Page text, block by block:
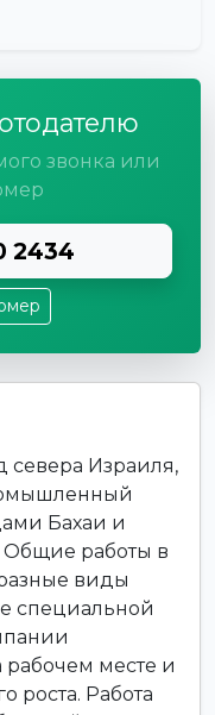
звонка или
2434
Израиля,
Бахаи и
Общие работы в
виды
специальной
рабочем месте и
роста. Работа